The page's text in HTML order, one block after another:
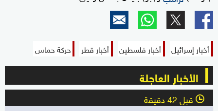
أخبار إسرائيل أخبار فلسطين أخبار قطر حركة حماس
الأخبار العاجلة
l قبل 42 دقيقة